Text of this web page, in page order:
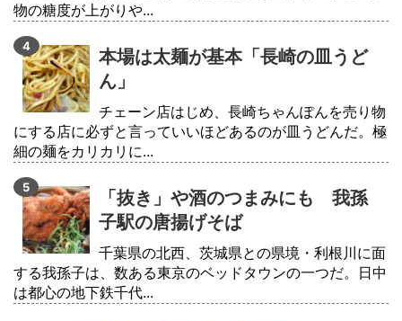
物の糖度が上がりや...
本場は太麺が基本「長崎の皿うど
ん」
チェーン店はじめ、長崎ちゃんぽんを売り物
にする店に必ずと言っていいほどあるのが皿うどんだ。極
細の麺をカリカリに...
「抜き」や酒のつまみにも 我孫
子駅の唐揚げそば
千葉県の北西、茨城県との県境・利根川に面
する我孫子は、数ある東京のベッドタウンの一つだ。日中
は都心の地下鉄千代...